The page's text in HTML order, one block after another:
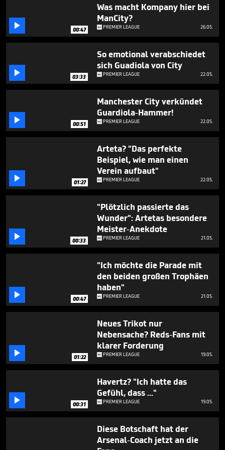
 00:47
Was macht Kompany hier bei
ManCity?
PREMIER LEAGUE 26.05.
 03:33
So emotional verabschiedet
sich Guadiola von City
PREMIER LEAGUE 22.05.
 00:51
Manchester City verkündet
Guardiola-Hammer!
PREMIER LEAGUE 22.05.
 01:27
Arteta? "Das perfekte
Beispiel, wie man einen
Verein aufbaut"
PREMIER LEAGUE 22.05.
 00:33
"Plötzlich passierte das
Wunder": Artetas besondere
Meister-Anekdote
PREMIER LEAGUE 21.05.
 00:47
"Ich möchte die Parade mit
den beiden großen Trophäen
haben"
PREMIER LEAGUE 21.05.
 01:22
Neues Trikot nur
Nebensache? Reds-Fans mit
klarer Forderung
PREMIER LEAGUE 19.05.
 00:31
Havertz? "Ich hatte das
Gefühl, dass ..."
PREMIER LEAGUE 19.05.
Diese Botschaft hat der
Arsenal-Coach jetzt an die